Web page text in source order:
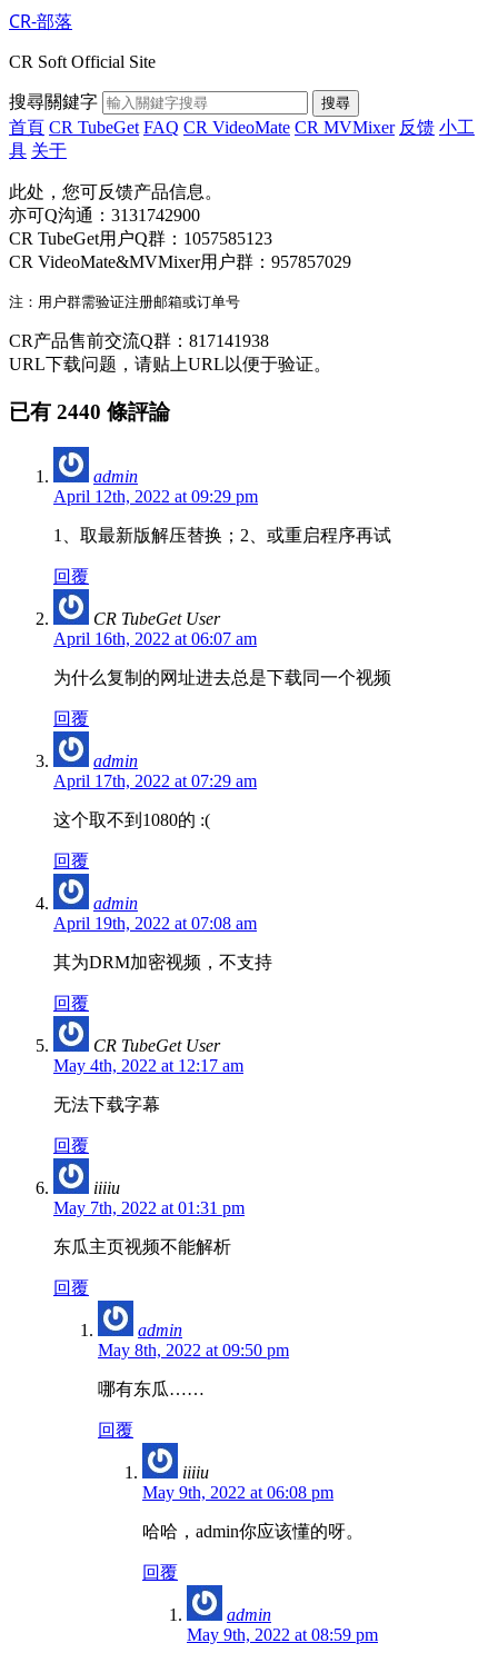
CR-部落
CR Soft Official Site
搜尋關鍵字 搜尋
首頁 CR TubeGet FAQ CR VideoMate CR MVMixer 反馈 小工
具 关于
此处，您可反馈产品信息。
亦可Q沟通：3131742900
CR TubeGet用户Q群：1057585123
CR VideoMate&MVMixer用户群：957857029
CR产品售前交流Q群：817141938
URL下载问题，请贴上URL以便于验证。
已有 2440 條評論
admin
April 12th, 2022 at 09:29 pm
1、取最新版解压替换；2、或重启程序再试
回覆
CR TubeGet User
April 16th, 2022 at 06:07 am
为什么复制的网址进去总是下载同一个视频
回覆
admin
April 17th, 2022 at 07:29 am
这个取不到1080的 :(
回覆
admin
April 19th, 2022 at 07:08 am
其为DRM加密视频，不支持
回覆
CR TubeGet User
May 4th, 2022 at 12:17 am
无法下载字幕
回覆
iiiiu
May 7th, 2022 at 01:31 pm
东瓜主页视频不能解析
回覆
admin
May 8th, 2022 at 09:50 pm
哪有东瓜……
回覆
iiiiu
May 9th, 2022 at 06:08 pm
哈哈，admin你应该懂的呀。
回覆
admin
May 9th, 2022 at 08:59 pm